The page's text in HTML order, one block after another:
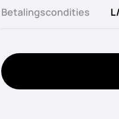
Betalingscondities